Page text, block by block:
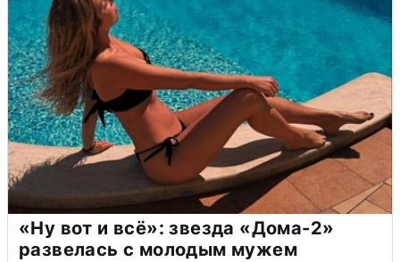
«Ну вот и всё»: звезда «Дома-2»
развелась с молодым мужем